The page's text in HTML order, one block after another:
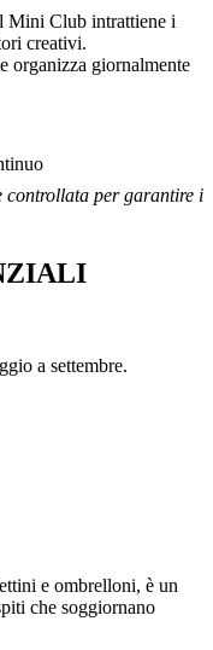
Mini Club intrattiene i
creativi.
organizza giornalmente
controllata per garantire i
a settembre.
e ombrelloni, è un
che soggiornano